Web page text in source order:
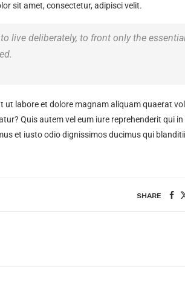
sit amet, consectetur, adipisci velit.
live deliberately, to front only the
ut labore et dolore magnam aliquam quaerat
Quis autem vel eum iure reprehenderit
et iusto odio dignissimos ducimus qui
SHARE